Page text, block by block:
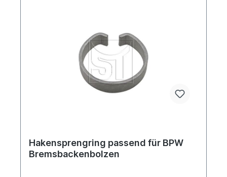
Hakensprengring passend für BPW
Bremsbackenbolzen